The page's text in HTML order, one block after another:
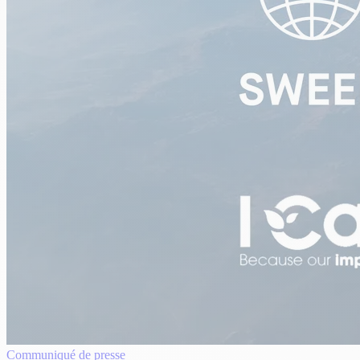
Communiqué de presse